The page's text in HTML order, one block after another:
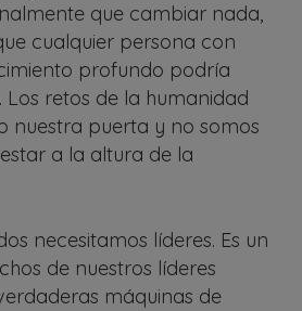
que cambiar nada,
cualquier persona con
profundo podría
Los retos de la humanidad
nuestra puerta y no somos
a la altura de la
necesitamos líderes. Es un
de nuestros líderes
máquinas de